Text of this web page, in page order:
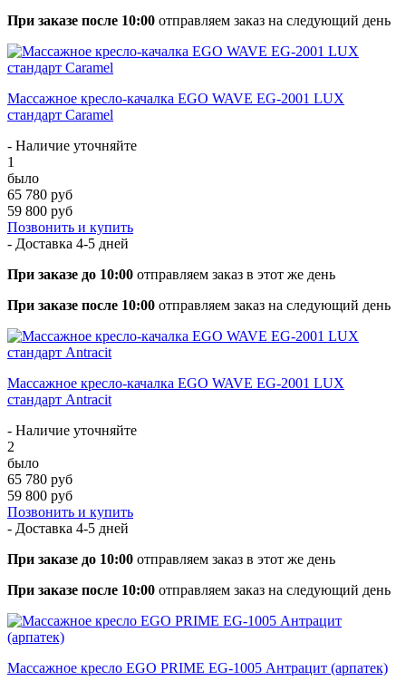
При заказе после 10:00 отправляем заказ на следующий день
Массажное кресло-качалка EGO WAVE EG-2001 LUX
стандарт Caramel
- Наличие уточняйте
1
было
65 780 руб
59 800 руб
Позвонить и купить
- Доставка 4-5 дней
При заказе до 10:00 отправляем заказ в этот же день
При заказе после 10:00 отправляем заказ на следующий день
Массажное кресло-качалка EGO WAVE EG-2001 LUX
стандарт Antracit
- Наличие уточняйте
2
было
65 780 руб
59 800 руб
Позвонить и купить
- Доставка 4-5 дней
При заказе до 10:00 отправляем заказ в этот же день
При заказе после 10:00 отправляем заказ на следующий день
Массажное кресло EGO PRIME EG-1005 Антрацит (арпатек)